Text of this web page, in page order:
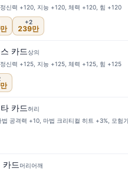
신력 +120, 지능 +120, 체력 +120, 힘 +120
+2
239만
카드상의
신력 +125, 지능 +125, 체력 +125, 힘 +125
카드허리
공격력 +10, 마법 크리티컬 히트 +3%, 모
카드 머리어깨